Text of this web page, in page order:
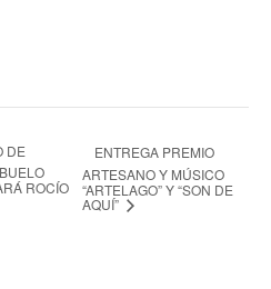
DE
ROCÍO
ENTREGA PREMIO
ARTESANO Y MÚSICO
“ARTELAGO” Y “SON DE
AQUÍ”